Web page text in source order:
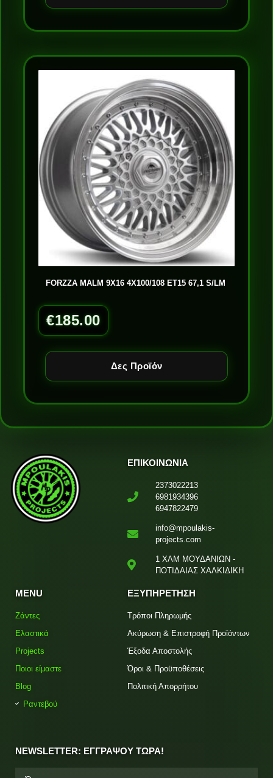
FORZZA MALM 9X16 4X100/108 ET15 67,1 S/LM
€185.00
Δες Προϊόν
ΕΠΙΚΟΙΝΩΝΙΑ
2373022213
6981934396
6947822479
info@mpoulakis-
projects.com
1 ΧΛΜ ΜΟΥΔΑΝΙΩΝ -
ΠΟΤΙΔΑΙΑΣ ΧΑΛΚΙΔΙΚΗ
MENU
Ζάντες
Ελαστικά
Projects
Ποιοι είμαστε
Blog
Ραντεβού
ΕΞΥΠΗΡΕΤΗΣΗ
Τρόποι Πληρωμής
Ακύρωση & Επιστροφή Προϊόντων
Έξοδα Αποστολής
Όροι & Προϋποθέσεις
Πολιτική Απορρήτου
NEWSLETTER: ΕΓΓΡΑΨΟΥ ΤΩΡΑ!